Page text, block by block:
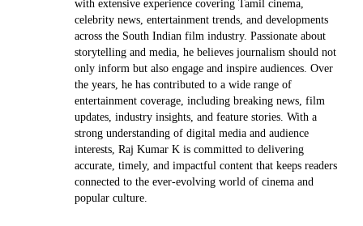
with extensive experience covering Tamil cinema,
celebrity news, entertainment trends, and developments
across the South Indian film industry. Passionate about
storytelling and media, he believes journalism should not
only inform but also engage and inspire audiences. Over
the years, he has contributed to a wide range of
entertainment coverage, including breaking news, film
updates, industry insights, and feature stories. With a
strong understanding of digital media and audience
interests, Raj Kumar K is committed to delivering
accurate, timely, and impactful content that keeps readers
connected to the ever-evolving world of cinema and
popular culture.